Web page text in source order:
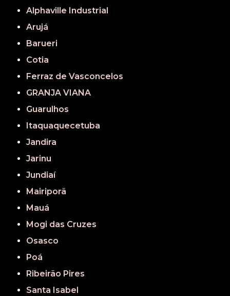
Alphaville Industrial
Arujá
Barueri
Cotia
Ferraz de Vasconcelos
GRANJA VIANA
Guarulhos
Itaquaquecetuba
Jandira
Jarinu
Jundiaí
Mairiporã
Mauá
Mogi das Cruzes
Osasco
Poá
Ribeirão Pires
Santa Isabel